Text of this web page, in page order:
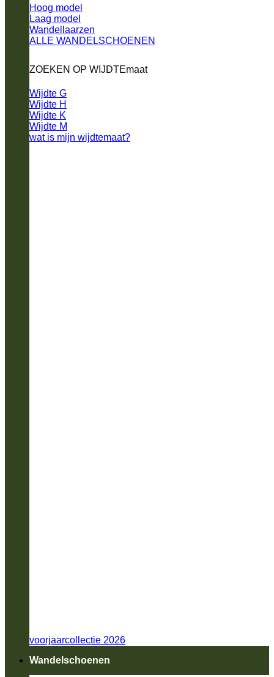
Hoog model
Laag model
Wandellaarzen
ALLE WANDELSCHOENEN
ZOEKEN OP WIJDTEmaat
Wijdte G
Wijdte H
Wijdte K
Wijdte M
wat is mijn wijdtemaat?
voorjaarcollectie 2026
Wandelschoenen